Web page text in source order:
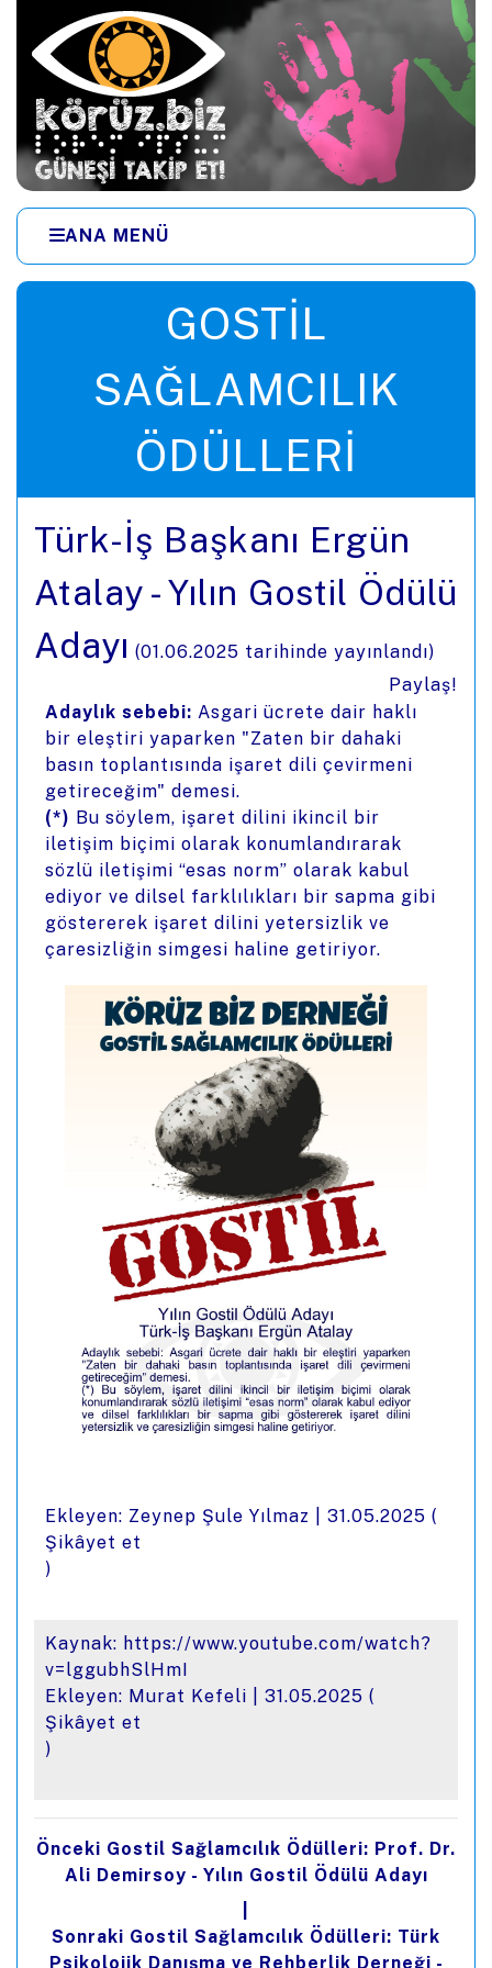
Ana içeriğe zıpla
ANA MENÜ
GOSTIL
SAĞLAMCILIK
ÖDÜLLERI
Türk-İş Başkanı Ergün
Atalay - Yılın Gostil Ödülü
Adayı (01.06.2025 tarihinde yayınlandı)
Paylaş!
Adaylık sebebi: Asgari ücrete dair haklı
bir eleştiri yaparken "Zaten bir dahaki
basın toplantısında işaret dili çevirmeni
getireceğim" demesi.
(*) Bu söylem, işaret dilini ikincil bir
iletişim biçimi olarak konumlandırarak
sözlü iletişimi “esas norm” olarak kabul
ediyor ve dilsel farklılıkları bir sapma gibi
göstererek işaret dilini yetersizlik ve
çaresizliğin simgesi haline getiriyor.
Ekleyen: Zeynep Şule Yılmaz | 31.05.2025 (
Şikâyet et
)
Kaynak: https://www.youtube.com/watch?
v=lggubhSlHmI
Ekleyen: Murat Kefeli | 31.05.2025 (
Şikâyet et
)
Önceki Gostil Sağlamcılık Ödülleri: Prof. Dr.
Ali Demirsoy - Yılın Gostil Ödülü Adayı
Sonraki Gostil Sağlamcılık Ödülleri: Türk
Psikolojik Danışma ve Rehberlik Derneği -
Menüye zıpla